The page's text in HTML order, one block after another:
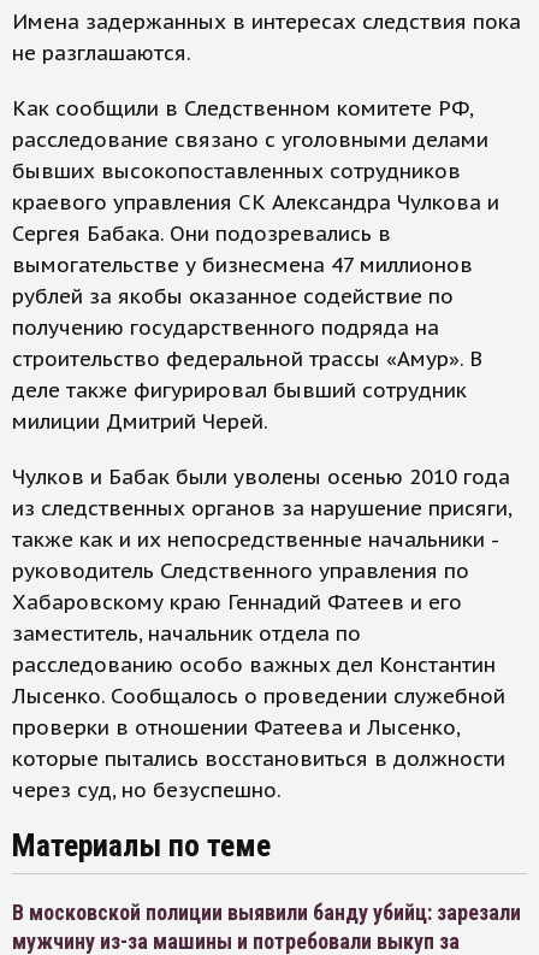
Имена задержанных в интересах следствия пока
не разглашаются.
Как сообщили в Следственном комитете РФ,
расследование связано с уголовными делами
бывших высокопоставленных сотрудников
краевого управления СК Александра Чулкова и
Сергея Бабака. Они подозревались в
вымогательстве у бизнесмена 47 миллионов
рублей за якобы оказанное содействие по
получению государственного подряда на
строительство федеральной трассы «Амур». В
деле также фигурировал бывший сотрудник
милиции Дмитрий Черей.
Чулков и Бабак были уволены осенью 2010 года
из следственных органов за нарушение присяги,
также как и их непосредственные начальники -
руководитель Следственного управления по
Хабаровскому краю Геннадий Фатеев и его
заместитель, начальник отдела по
расследованию особо важных дел Константин
Лысенко. Сообщалось о проведении служебной
проверки в отношении Фатеева и Лысенко,
которые пытались восстановиться в должности
через суд, но безуспешно.
Материалы по теме
В московской полиции выявили банду убийц: зарезали
мужчину из-за машины и потребовали выкуп за